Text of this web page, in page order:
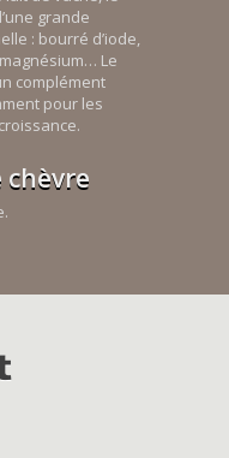
grande
: bourré d’iode,
Le
complément
pour les
chèvre